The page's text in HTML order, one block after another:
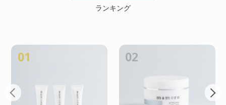
contact
お問い合わせ
salon
店舗情報
ランキング
01 02